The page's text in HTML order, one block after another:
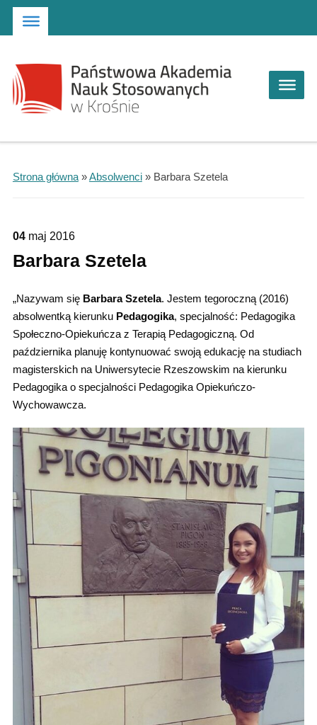
Strona główna
Przejdź do wyszukiwarki
Przejdź do menu głównego
Strona główna»Absolwenci» Barbara Szetela
04 maj 2016
Barbara Szetela
„Nazywam się Barbara Szetela. Jestem tegoroczną (2016)
absolwentką kierunku Pedagogika, specjalność: Pedagogika
Społeczno-Opiekuńcza z Terapią Pedagogiczną. Od
października planuję kontynuować swoją edukację na studiach
magisterskich na Uniwersytecie Rzeszowskim na kierunku
Pedagogika o specjalności Pedagogika Opiekuńczo-
Wychowawcza.